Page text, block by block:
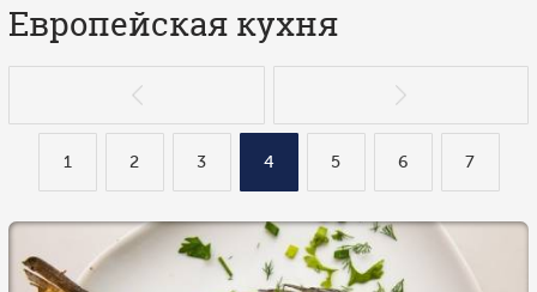
Европейская кухня
1 2 3 4 5 6 7